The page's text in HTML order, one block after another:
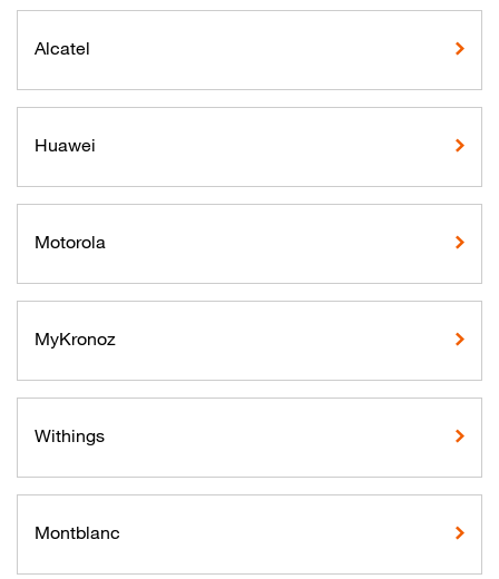
Alcatel
Huawei
Motorola
MyKronoz
Withings
Montblanc